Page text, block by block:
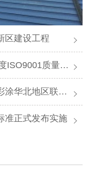
区建设工程
量体系认证顺利通过
地区联合总代理
准正式发布实施